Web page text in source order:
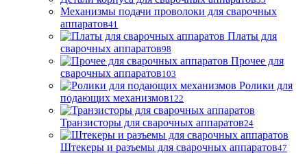
Механизмы подачи проволоки для сварочных
аппаратов41
Платы для
сварочных аппаратов98
Прочее для
сварочных аппаратов103
Ролики для
подающих механизмов122
Транзисторы для сварочных аппаратов24
Штекеры и разъемы для сварочных аппаратов47